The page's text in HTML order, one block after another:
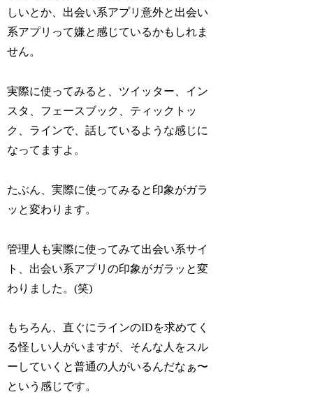
しいとか、出会い系アプリ意外と出会い
系アプリって嫌と感じているかもしれま
せん。
実際に使ってみると、ツイッター、イン
スタ、フェースブック、ティックトッ
ク、ラインで、話しているような感じに
なってますよ。
たぶん、実際に使ってみると印象がガラ
ッと変わります。
管理人も実際に使ってみて出会い系サイ
ト、出会い系アプリの印象がガラッと変
わりました。(笑)
もちろん、直ぐにラインのIDを求めてく
る怪しい人がいますが、そんな人をスル
ーしていくと普通の人がいるんだなぁ〜
という感じです。